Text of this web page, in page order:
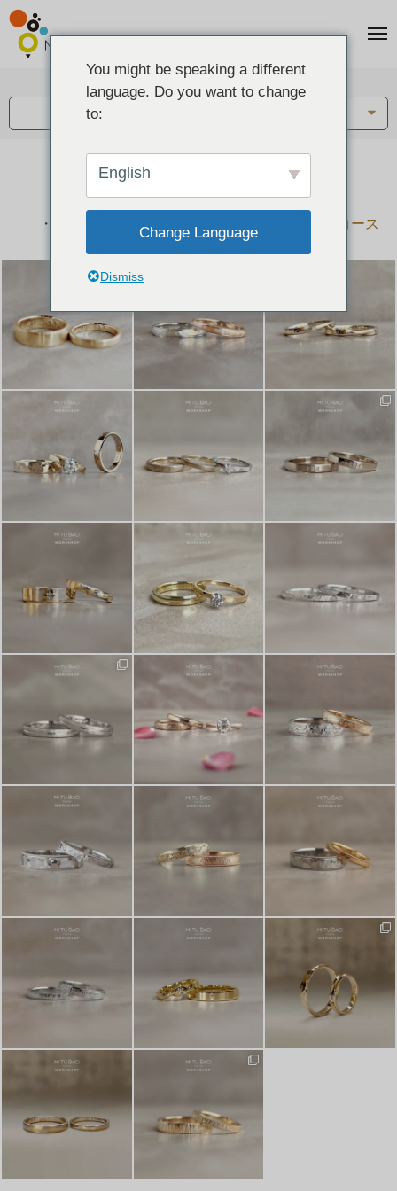
結婚指輪とペアリングのデザイン集
下記コースで手作りされた作品をご紹介します
手作り結婚指輪コース
手作りペアリングコース
You might be speaking a different
language. Do you want to change
to:
English
Change Language
Dismiss